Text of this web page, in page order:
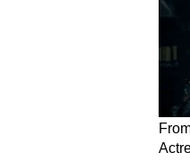
गई,
यह